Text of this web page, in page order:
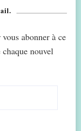
abonner à ce
nouvel